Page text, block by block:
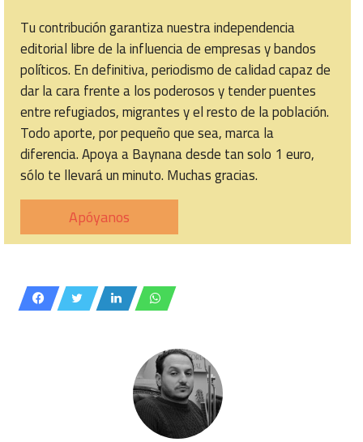
Tu contribución garantiza nuestra independencia
editorial libre de la influencia de empresas y bandos
políticos. En definitiva, periodismo de calidad capaz de
dar la cara frente a los poderosos y tender puentes
entre refugiados, migrantes y el resto de la población.
Todo aporte, por pequeño que sea, marca la
diferencia. Apoya a Baynana desde tan solo 1 euro,
sólo te llevará un minuto. Muchas gracias.
Apóyanos